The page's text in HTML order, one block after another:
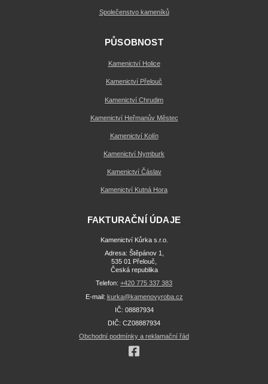
Společenstvo kameníků
PŮSOBNOST
Kamenictví Holice
Kamenictví Přelouč
Kamenictví Chrudim
Kamenictví Heřmanův Městec
Kamenictví Kolín
Kamenictví Nymburk
Kamenictví Čáslav
Kamenictví Kutná Hora
FAKTURAČNÍ ÚDAJE
Kamenictví Kůrka s.r.o.
Adresa: Štěpánov 1,
535 01 Přelouč,
Česká republika
Telefon: +420 775 337 383
E-mail: kurka@kamenovyroba.cz
IČ: 08887934
DIČ: CZ08887934
Obchodní podmínky a reklamační řád